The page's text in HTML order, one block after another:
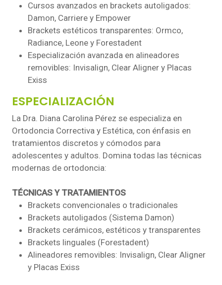
Cursos avanzados en brackets autoligados:
Damon, Carriere y Empower
Brackets estéticos transparentes: Ormco,
Radiance, Leone y Forestadent
Especialización avanzada en alineadores
removibles: Invisalign, Clear Aligner y Placas
Exiss
ESPECIALIZACIÓN
La Dra. Diana Carolina Pérez se especializa en
Ortodoncia Correctiva y Estética, con énfasis en
tratamientos discretos y cómodos para
adolescentes y adultos. Domina todas las técnicas
modernas de ortodoncia:
TÉCNICAS Y TRATAMIENTOS
Brackets convencionales o tradicionales
Brackets autoligados (Sistema Damon)
Brackets cerámicos, estéticos y transparentes
Brackets linguales (Forestadent)
Alineadores removibles: Invisalign, Clear Aligner
y Placas Exiss